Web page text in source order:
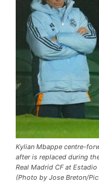
Kylian Mbappe centre-
after is replaced during
Real Madrid CF at
(Photo by Jose Breton/